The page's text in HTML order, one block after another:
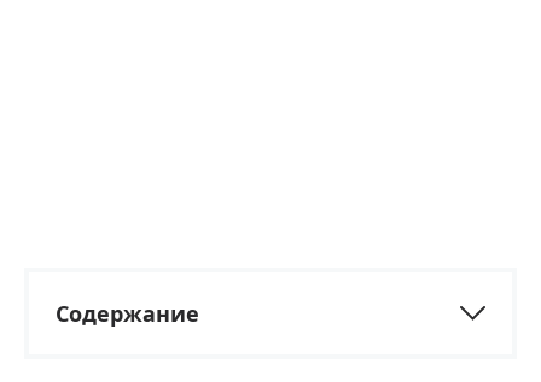
Содержание